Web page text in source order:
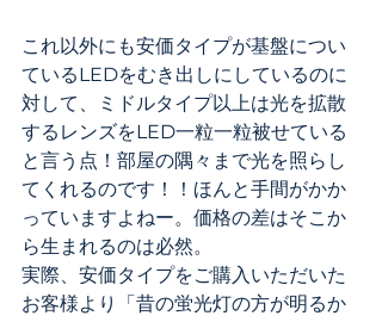
これ以外にも安価タイプが基盤につい
ているLEDをむき出しにしているのに
対して、ミドルタイプ以上は光を拡散
するレンズをLED一粒一粒被せている
と言う点！部屋の隅々まで光を照らし
てくれるのです！！ほんと手間がかか
っていますよねー。価格の差はそこか
ら生まれるのは必然。
実際、安価タイプをご購入いただいた
お客様より「昔の蛍光灯の方が明るか